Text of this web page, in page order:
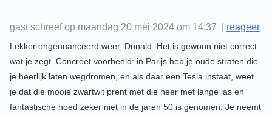
gast schreef op maandag 20 mei 2024 om 14:37 | reageer
Lekker ongenuanceerd weer, Donald. Het is gewoon niet correct
wat je zegt. Concreet voorbeeld: in Parijs heb je oude straten die
je heerlijk laten wegdromen, en als daar een Tesla instaat, weet
je dat die mooie zwartwit prent met die heer met lange jas en
fantastische hoed zeker niet in de jaren 50 is genomen. Je neemt